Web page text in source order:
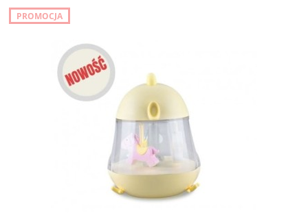
PROMOCJA